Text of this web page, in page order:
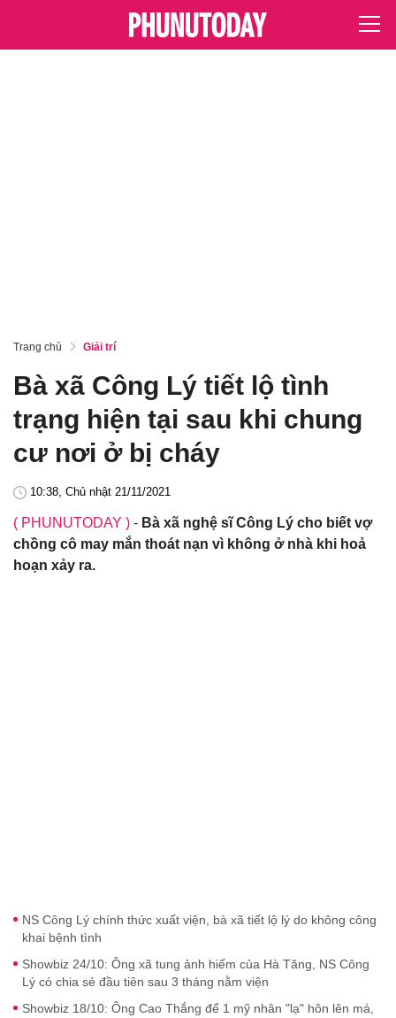
Trang chủ Giải trí
Bà xã Công Lý tiết lộ tình
trạng hiện tại sau khi chung
cư nơi ở bị cháy
10:38, Chủ nhật 21/11/2021
( PHUNUTODAY ) - Bà xã nghệ sĩ Công Lý cho biết vợ
chồng cô may mắn thoát nạn vì không ở nhà khi hoả
hoạn xảy ra.
NS Công Lý chính thức xuất viện, bà xã tiết lộ lý do không công
khai bệnh tình
Showbiz 24/10: Ông xã tung ảnh hiếm của Hà Tăng, NS Công
Lý có chia sẻ đầu tiên sau 3 tháng nằm viện
Showbiz 18/10: Ông Cao Thắng để 1 mỹ nhân "lạ" hôn lên má,